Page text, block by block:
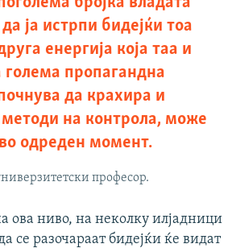
ја истрпи бидејќи тоа
енергија која таа и
голема пропагандна
да крахира и
методи на контрола, може
одреден момент.
професор.
ова ниво, на неколку илјадници
се разочараат бидејќи ќе видат